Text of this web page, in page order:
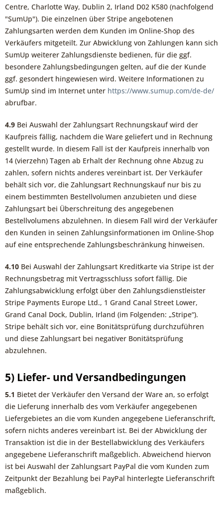
Centre, Charlotte Way, Dublin 2, Irland D02 K580 (nachfolgend
"SumUp"). Die einzelnen über Stripe angebotenen
Zahlungsarten werden dem Kunden im Online-Shop des
Verkäufers mitgeteilt. Zur Abwicklung von Zahlungen kann sich
SumUp weiterer Zahlungsdienste bedienen, für die ggf.
besondere Zahlungsbedingungen gelten, auf die der Kunde
ggf. gesondert hingewiesen wird. Weitere Informationen zu
SumUp sind im Internet unter https://www.sumup.com/de-de/
abrufbar.
4.9 Bei Auswahl der Zahlungsart Rechnungskauf wird der
Kaufpreis fällig, nachdem die Ware geliefert und in Rechnung
gestellt wurde. In diesem Fall ist der Kaufpreis innerhalb von
14 (vierzehn) Tagen ab Erhalt der Rechnung ohne Abzug zu
zahlen, sofern nichts anderes vereinbart ist. Der Verkäufer
behält sich vor, die Zahlungsart Rechnungskauf nur bis zu
einem bestimmten Bestellvolumen anzubieten und diese
Zahlungsart bei Überschreitung des angegebenen
Bestellvolumens abzulehnen. In diesem Fall wird der Verkäufer
den Kunden in seinen Zahlungsinformationen im Online-Shop
auf eine entsprechende Zahlungsbeschränkung hinweisen.
4.10 Bei Auswahl der Zahlungsart Kreditkarte via Stripe ist der
Rechnungsbetrag mit Vertragsschluss sofort fällig. Die
Zahlungsabwicklung erfolgt über den Zahlungsdienstleister
Stripe Payments Europe Ltd., 1 Grand Canal Street Lower,
Grand Canal Dock, Dublin, Irland (im Folgenden: „Stripe“).
Stripe behält sich vor, eine Bonitätsprüfung durchzuführen
und diese Zahlungsart bei negativer Bonitätsprüfung
abzulehnen.
5) Liefer- und Versandbedingungen
5.1 Bietet der Verkäufer den Versand der Ware an, so erfolgt
die Lieferung innerhalb des vom Verkäufer angegebenen
Liefergebietes an die vom Kunden angegebene Lieferanschrift,
sofern nichts anderes vereinbart ist. Bei der Abwicklung der
Transaktion ist die in der Bestellabwicklung des Verkäufers
angegebene Lieferanschrift maßgeblich. Abweichend hiervon
ist bei Auswahl der Zahlungsart PayPal die vom Kunden zum
Zeitpunkt der Bezahlung bei PayPal hinterlegte Lieferanschrift
maßgeblich.